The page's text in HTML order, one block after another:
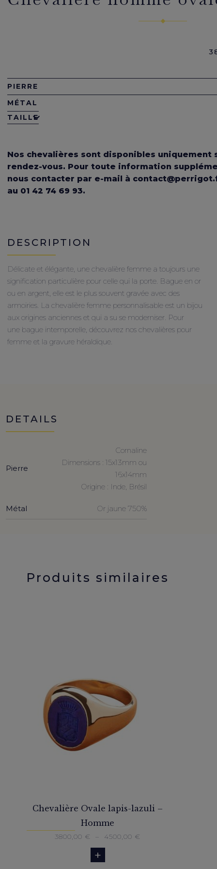
PIERRE
MÉTAL
TAILLE
Nos chevalières sont disponibles uniquement
rendez-vous. Pour toute information
nous contacter par e-mail à
au 01 42 74 69 93.
DESCRIPTION
Délicate et élégante, une chevalière femme a toujours une
signification particulière pour celle qui la porte. Bague en or
ou en argent, elle est le plus souvent gravée avec des
armoiries. La chevalière femme personnalisable est un bijou
aux origines anciennes et qui a su se moderniser. Pour
une bague intemporelle, découvrez nos chevalières pour
femme et la gravure héraldique.
DETAILS
Pierre
Cornaline
Dimensions : 15x13mm ou
16x14mm
Origine : Inde, Brésil
Métal Or jaune 750%
Produits similaires
Chevalière Ovale lapis-lazuli –
Homme
3800,00 € – 4500,00 €